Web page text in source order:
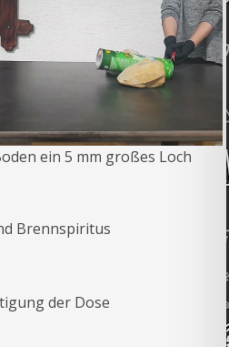
ein 5 mm großes Loch
Brennspiritus
der Dose